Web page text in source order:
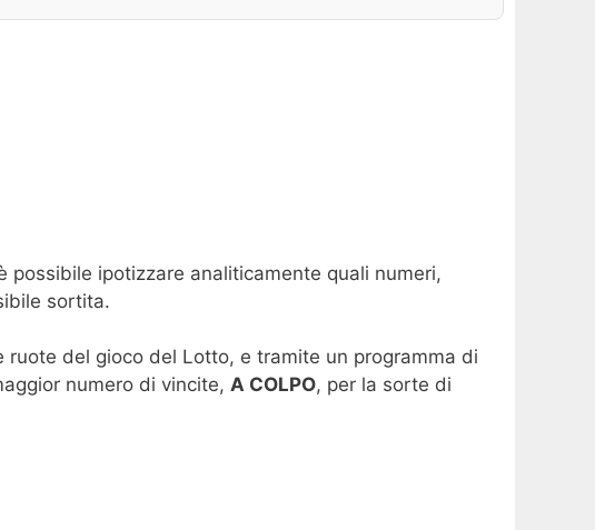
ipotizzare analiticamente quali numeri,
sortita.
del gioco del Lotto, e tramite un programma di
numero di vincite, A COLPO, per la sorte di